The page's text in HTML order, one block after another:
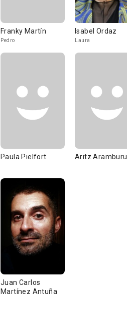
Franky Martín
Pedro
Isabel Ordaz
Laura
Paula Pielfort Aritz Aramburu
Juan Carlos
Martínez Antuña